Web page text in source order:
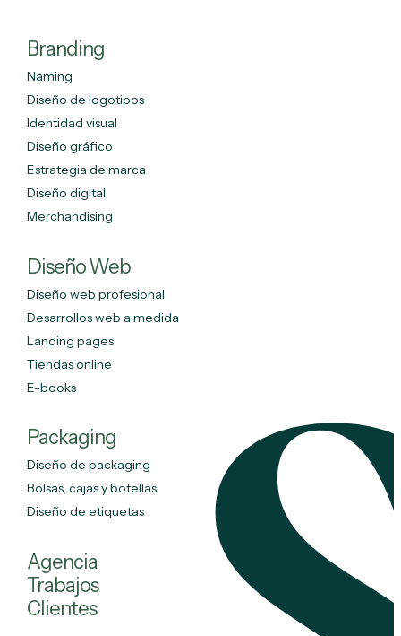
Branding
Naming
Diseño de logotipos
Identidad visual
Diseño gráfico
Estrategia de marca
Diseño digital
Merchandising
Diseño Web
Diseño web profesional
Desarrollos web a medida
Landing pages
Tiendas online
E-books
Packaging
Diseño de packaging
Bolsas, cajas y botellas
Diseño de etiquetas
Agencia
Trabajos
Clientes